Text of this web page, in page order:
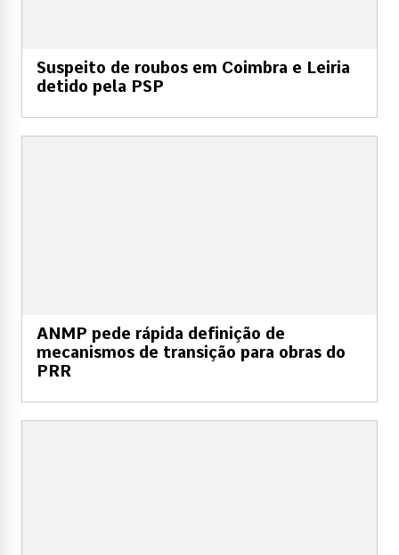
Suspeito de roubos em Coimbra e Leiria
detido pela PSP
ANMP pede rápida definição de
mecanismos de transição para obras do
PRR